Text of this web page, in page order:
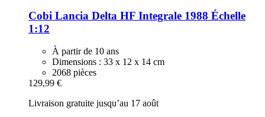
Cobi Lancia Delta HF Integrale 1988 Échelle
1:12
À partir de 10 ans
Dimensions : 33 x 12 x 14 cm
2068 pièces
129,99 €
Livraison gratuite jusqu’au 17 août